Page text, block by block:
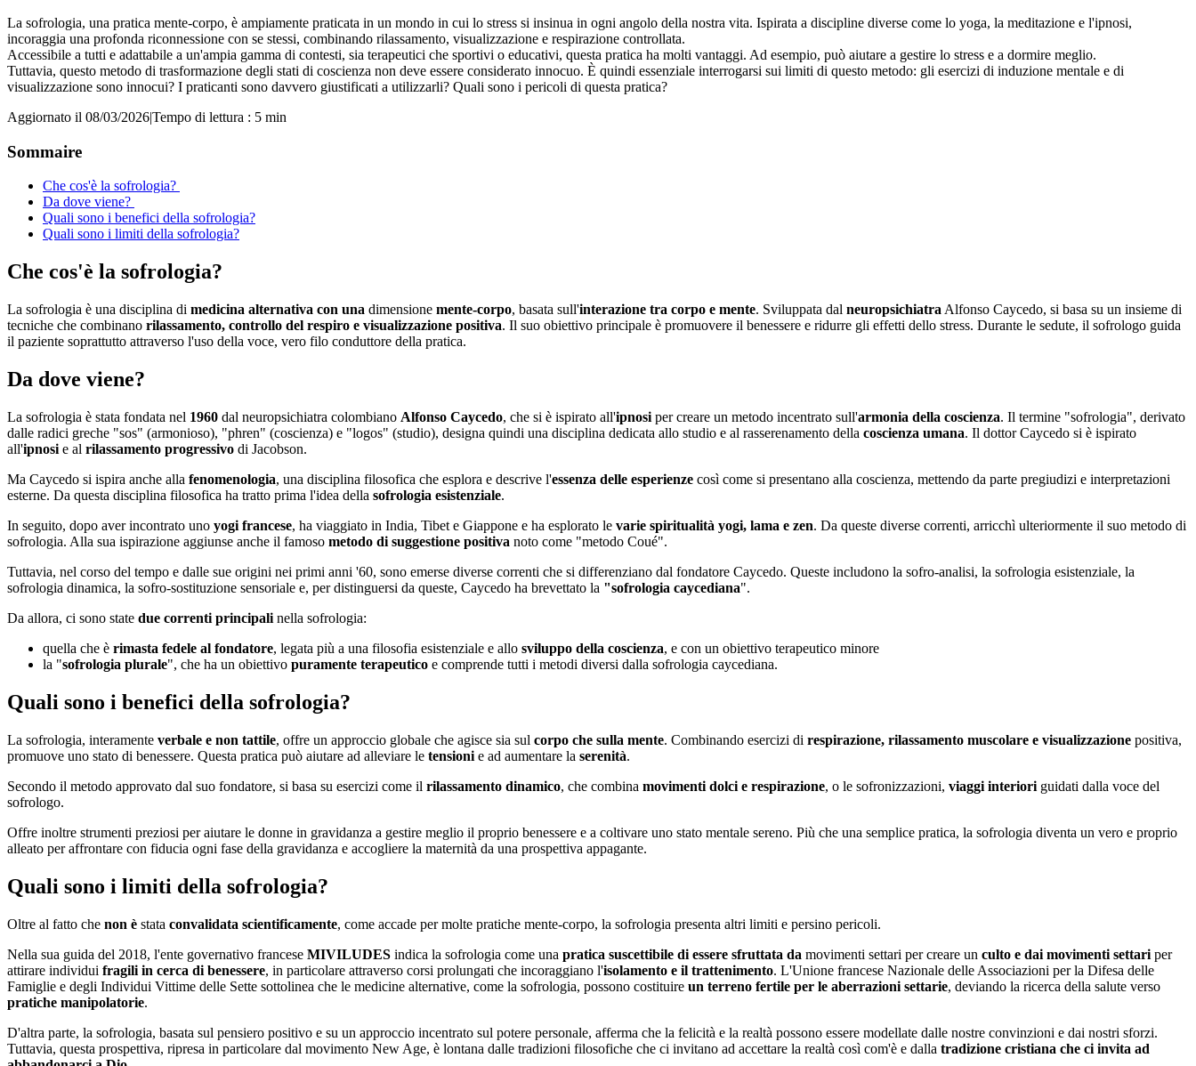
La sofrologia, una pratica mente-corpo, è ampiamente praticata in un mondo in cui lo stress si insinua in ogni angolo della nostra vita. Ispirata a discipline diverse come lo yoga, la meditazione e l'ipnosi,
incoraggia una profonda riconnessione con se stessi, combinando rilassamento, visualizzazione e respirazione controllata.
Accessibile a tutti e adattabile a un'ampia gamma di contesti, sia terapeutici che sportivi o educativi, questa pratica ha molti vantaggi. Ad esempio, può aiutare a gestire lo stress e a dormire meglio.
Tuttavia, questo metodo di trasformazione degli stati di coscienza non deve essere considerato innocuo. È quindi essenziale interrogarsi sui limiti di questo metodo: gli esercizi di induzione mentale e di
visualizzazione sono innocui? I praticanti sono davvero giustificati a utilizzarli? Quali sono i pericoli di questa pratica?
Aggiornato il 08/03/2026|Tempo di lettura : 5 min
Sommaire
Che cos'è la sofrologia?
Da dove viene?
Quali sono i benefici della sofrologia?
Quali sono i limiti della sofrologia?
Che cos'è la sofrologia?
La sofrologia è una disciplina di medicina alternativa con una dimensione mente-corpo, basata sull'interazione tra corpo e mente. Sviluppata dal neuropsichiatra Alfonso Caycedo, si basa su un insieme di
tecniche che combinano rilassamento, controllo del respiro e visualizzazione positiva. Il suo obiettivo principale è promuovere il benessere e ridurre gli effetti dello stress. Durante le sedute, il sofrologo guida
il paziente soprattutto attraverso l'uso della voce, vero filo conduttore della pratica.
Da dove viene?
La sofrologia è stata fondata nel 1960 dal neuropsichiatra colombiano Alfonso Caycedo, che si è ispirato all'ipnosi per creare un metodo incentrato sull'armonia della coscienza. Il termine "sofrologia", derivato
dalle radici greche "sos" (armonioso), "phren" (coscienza) e "logos" (studio), designa quindi una disciplina dedicata allo studio e al rasserenamento della coscienza umana. Il dottor Caycedo si è ispirato
all'ipnosi e al rilassamento progressivo di Jacobson.
Ma Caycedo si ispira anche alla fenomenologia, una disciplina filosofica che esplora e descrive l'essenza delle esperienze così come si presentano alla coscienza, mettendo da parte pregiudizi e interpretazioni
esterne. Da questa disciplina filosofica ha tratto prima l'idea della sofrologia esistenziale.
In seguito, dopo aver incontrato uno yogi francese, ha viaggiato in India, Tibet e Giappone e ha esplorato le varie spiritualità yogi, lama e zen. Da queste diverse correnti, arricchì ulteriormente il suo metodo di
sofrologia. Alla sua ispirazione aggiunse anche il famoso metodo di suggestione positiva noto come "metodo Coué".
Tuttavia, nel corso del tempo e dalle sue origini nei primi anni '60, sono emerse diverse correnti che si differenziano dal fondatore Caycedo. Queste includono la sofro-analisi, la sofrologia esistenziale, la
sofrologia dinamica, la sofro-sostituzione sensoriale e, per distinguersi da queste, Caycedo ha brevettato la "sofrologia caycediana".
Da allora, ci sono state due correnti principali nella sofrologia:
quella che è rimasta fedele al fondatore, legata più a una filosofia esistenziale e allo sviluppo della coscienza, e con un obiettivo terapeutico minore
la "sofrologia plurale", che ha un obiettivo puramente terapeutico e comprende tutti i metodi diversi dalla sofrologia caycediana.
Quali sono i benefici della sofrologia?
La sofrologia, interamente verbale e non tattile, offre un approccio globale che agisce sia sul corpo che sulla mente. Combinando esercizi di respirazione, rilassamento muscolare e visualizzazione positiva,
promuove uno stato di benessere. Questa pratica può aiutare ad alleviare le tensioni e ad aumentare la serenità.
Secondo il metodo approvato dal suo fondatore, si basa su esercizi come il rilassamento dinamico, che combina movimenti dolci e respirazione, o le sofronizzazioni, viaggi interiori guidati dalla voce del
sofrologo.
Offre inoltre strumenti preziosi per aiutare le donne in gravidanza a gestire meglio il proprio benessere e a coltivare uno stato mentale sereno. Più che una semplice pratica, la sofrologia diventa un vero e proprio
alleato per affrontare con fiducia ogni fase della gravidanza e accogliere la maternità da una prospettiva appagante.
Quali sono i limiti della sofrologia?
Oltre al fatto che non è stata convalidata scientificamente, come accade per molte pratiche mente-corpo, la sofrologia presenta altri limiti e persino pericoli.
Nella sua guida del 2018, l'ente governativo francese MIVILUDES indica la sofrologia come una pratica suscettibile di essere sfruttata da movimenti settari per creare un culto e dai movimenti settari per
attirare individui fragili in cerca di benessere, in particolare attraverso corsi prolungati che incoraggiano l'isolamento e il trattenimento. L'Unione francese Nazionale delle Associazioni per la Difesa delle
Famiglie e degli Individui Vittime delle Sette sottolinea che le medicine alternative, come la sofrologia, possono costituire un terreno fertile per le aberrazioni settarie, deviando la ricerca della salute verso
pratiche manipolatorie.
D'altra parte, la sofrologia, basata sul pensiero positivo e su un approccio incentrato sul potere personale, afferma che la felicità e la realtà possono essere modellate dalle nostre convinzioni e dai nostri sforzi.
Tuttavia, questa prospettiva, ripresa in particolare dal movimento New Age, è lontana dalle tradizioni filosofiche che ci invitano ad accettare la realtà così com'è e dalla tradizione cristiana che ci invita ad